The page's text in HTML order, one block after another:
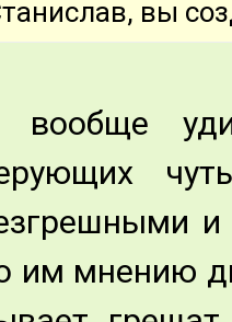
вы
вообще
и
им мнению